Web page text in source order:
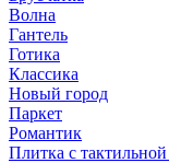
Волна
Гантель
Готика
Классика
Новый город
Паркет
Романтик
Плитка с